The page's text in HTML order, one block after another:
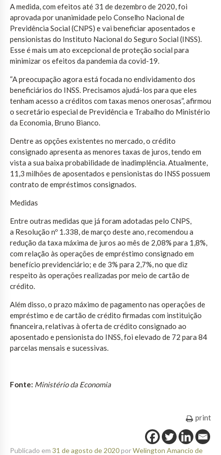
A medida, com efeitos até 31 de dezembro de 2020, foi
aprovada por unanimidade pelo Conselho Nacional de
Previdência Social (CNPS) e vai beneficiar aposentados e
pensionistas do Instituto Nacional do Seguro Social (INSS).
Esse é mais um ato excepcional de proteção social para
minimizar os efeitos da pandemia da covid-19.
“A preocupação agora está focada no endividamento dos
beneficiários do INSS. Precisamos ajudá-los para que eles
tenham acesso a créditos com taxas menos onerosas”, afirmou
o secretário especial de Previdência e Trabalho do Ministério
da Economia, Bruno Bianco.
Dentre as opções existentes no mercado, o crédito
consignado apresenta as menores taxas de juros, tendo em
vista a sua baixa probabilidade de inadimplência. Atualmente,
11,3 milhões de aposentados e pensionistas do INSS possuem
contrato de empréstimos consignados.
Medidas
Entre outras medidas que já foram adotadas pelo CNPS,
a Resolução nº 1.338, de março deste ano, recomendou a
redução da taxa máxima de juros ao mês de 2,08% para 1,8%,
com relação às operações de empréstimo consignado em
benefício previdenciário; e de 3% para 2,7%, no que diz
respeito às operações realizadas por meio de cartão de
crédito.
Além disso, o prazo máximo de pagamento nas operações de
empréstimo e de cartão de crédito firmadas com instituição
financeira, relativas à oferta de crédito consignado ao
aposentado e pensionista do INSS, foi elevado de 72 para 84
parcelas mensais e sucessivas.
Fonte: Ministério da Economia
print
Publicado em 31 de agosto de 2020porWelington Amancio de